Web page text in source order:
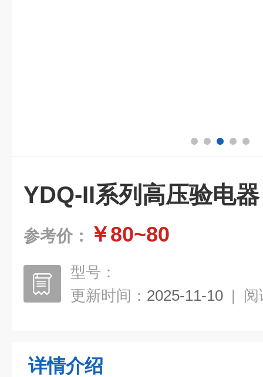
YDQ-II系列高压验电器
参考价： ￥80~80
型号：
更新时间： 2025-11-10 | 阅
详情介绍